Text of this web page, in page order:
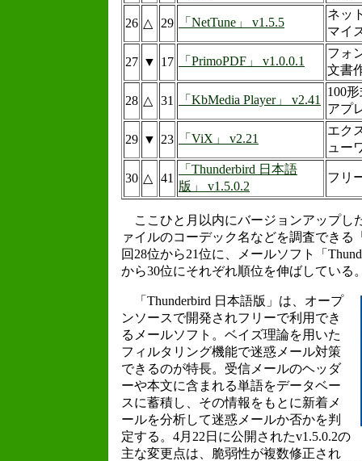
26 △ 29 「NetTune」 v1.5.5
ネッ
マイ
27 ▼ 17 「PrimoPDF」 v1.0.0.1
フォ
文書
28 △ 31 「KbMedia Player」 v2.41
100
アプ
29 ▼ 23 「ViX」 v2.21
エク
ュー
30 △ 41
「Thunderbird 日本語
版」 v1.5.0.2
フリ
ここひと月以内にバージョンアップし
ァイルのコーデック名などを調査できる
回28位から21位に、メールソフト「
から30位にそれぞれ順位を伸ばしている
「Thunderbird 日本語版」は、オープ
ンソースで開発されフリーで利用でき
るメールソフト。ベイズ理論を用いた
フィルタリング機能で迷惑メール対策
できるのが特長。受信メールのヘッダ
ーや本文に含まれる単語をデータベー
スに蓄積し、その情報をもとに新着メ
ールを分析して迷惑メールか否かを判
定する。4月22日に公開されたv1.5.0.2の
主な変更点は、脆弱性が複数修正され